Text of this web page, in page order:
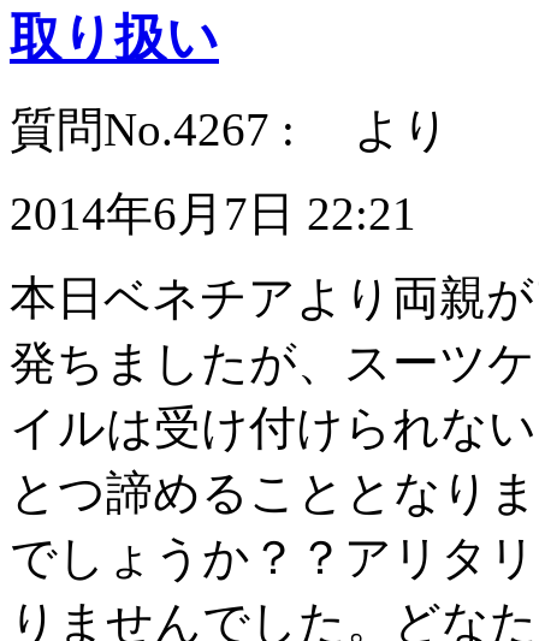
取り扱い
質問No.4267 : より
2014年6月7日 22:21
本日ベネチアより両親
発ちましたが、スーツ
イルは受け付けられな
とつ諦めることとなり
でしょうか？？アリタ
りませんでした。どな